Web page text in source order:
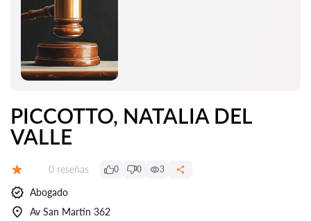
PICCOTTO, NATALIA DEL
VALLE
Número de reseñas:
0 reseñas 0 0 3
Abogado
Av San Martín 362